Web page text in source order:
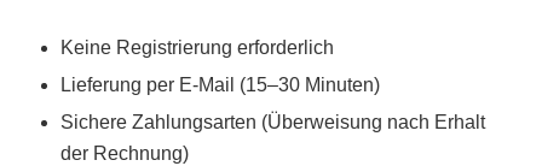
Keine Registrierung erforderlich
Lieferung per E-Mail (15–30 Minuten)
Sichere Zahlungsarten (Überweisung nach Erhalt
der Rechnung)